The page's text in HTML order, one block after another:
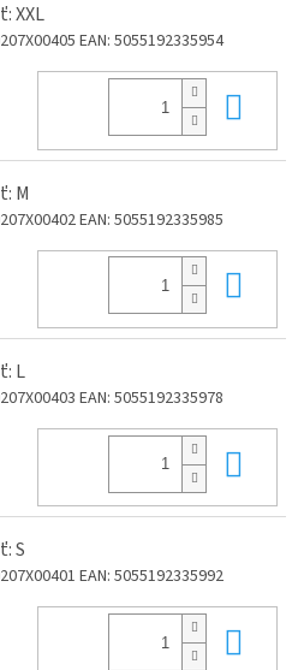
XXL
EAN: 5055192335954
M
EAN: 5055192335985
L
EAN: 5055192335978
S
EAN: 5055192335992